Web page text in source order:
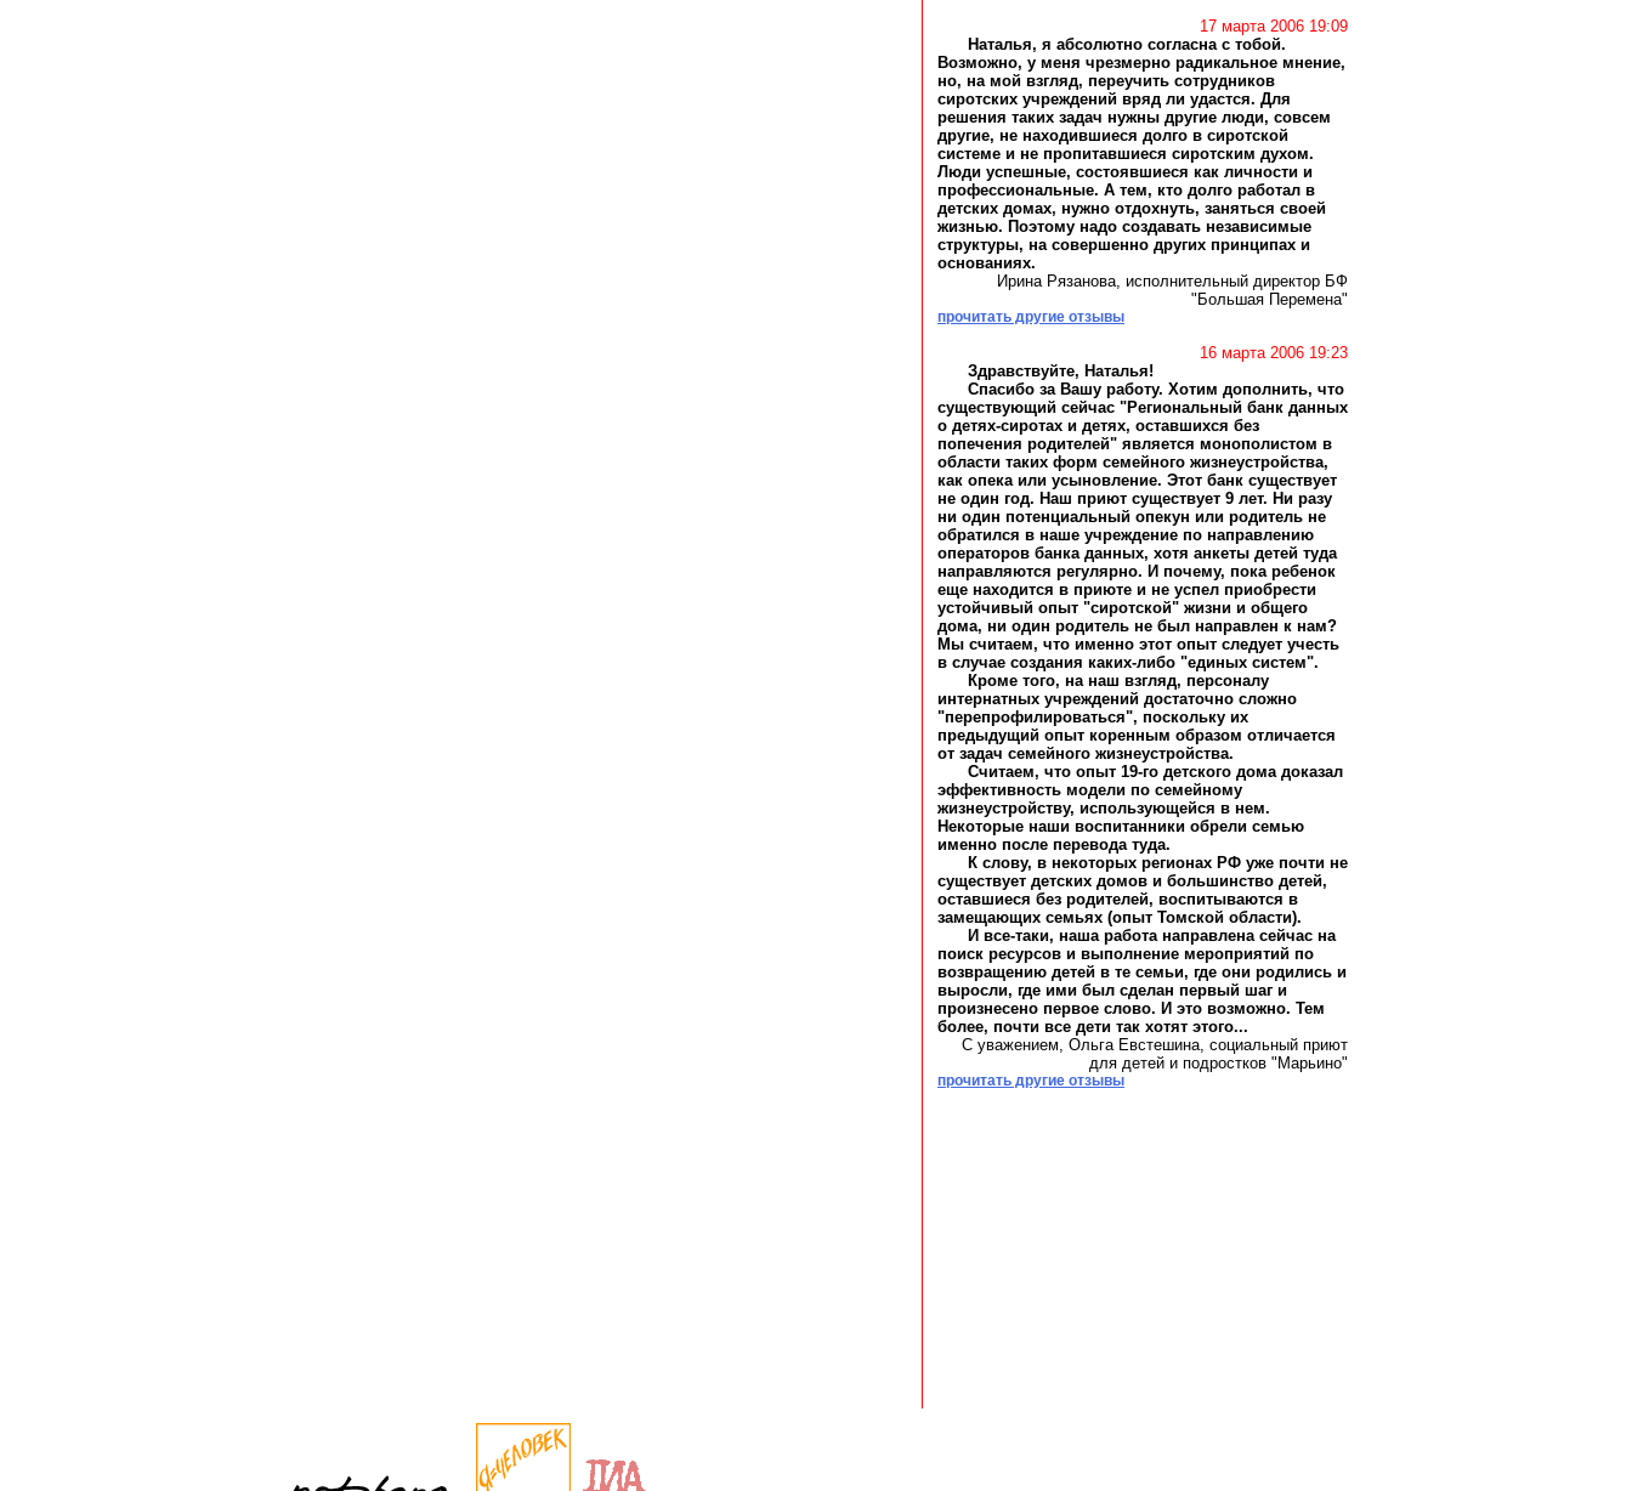
17 марта 2006 19:09
Наталья, я абсолютно согласна с тобой.
Возможно, у меня чрезмерно радикальное мнение,
но, на мой взгляд, переучить сотрудников
сиротских учреждений вряд ли удастся. Для
решения таких задач нужны другие люди, совсем
другие, не находившиеся долго в сиротской
системе и не пропитавшиеся сиротским духом.
Люди успешные, состоявшиеся как личности и
профессиональные. А тем, кто долго работал в
детских домах, нужно отдохнуть, заняться своей
жизнью. Поэтому надо создавать независимые
структуры, на совершенно других принципах и
основаниях.
Ирина Рязанова, исполнительный директор БФ
"Большая Перемена"
прочитать другие отзывы
16 марта 2006 19:23
Здравствуйте, Наталья!
Спасибо за Вашу работу. Хотим дополнить, что
существующий сейчас "Региональный банк данных
о детях-сиротах и детях, оставшихся без
попечения родителей" является монополистом в
области таких форм семейного жизнеустройства,
как опека или усыновление. Этот банк существует
не один год. Наш приют существует 9 лет. Ни разу
ни один потенциальный опекун или родитель не
обратился в наше учреждение по направлению
операторов банка данных, хотя анкеты детей туда
направляются регулярно. И почему, пока ребенок
еще находится в приюте и не успел приобрести
устойчивый опыт "сиротской" жизни и общего
дома, ни один родитель не был направлен к нам?
Мы считаем, что именно этот опыт следует учесть
в случае создания каких-либо "единых систем".
Кроме того, на наш взгляд, персоналу
интернатных учреждений достаточно сложно
"перепрофилироваться", поскольку их
предыдущий опыт коренным образом отличается
от задач семейного жизнеустройства.
Считаем, что опыт 19-го детского дома доказал
эффективность модели по семейному
жизнеустройству, использующейся в нем.
Некоторые наши воспитанники обрели семью
именно после перевода туда.
К слову, в некоторых регионах РФ уже почти не
существует детских домов и большинство детей,
оставшиеся без родителей, воспитываются в
замещающих семьях (опыт Томской области).
И все-таки, наша работа направлена сейчас на
поиск ресурсов и выполнение мероприятий по
возвращению детей в те семьи, где они родились и
выросли, где ими был сделан первый шаг и
произнесено первое слово. И это возможно. Тем
более, почти все дети так хотят этого...
С уважением, Ольга Евстешина, социальный приют
для детей и подростков "Марьино"
прочитать другие отзывы